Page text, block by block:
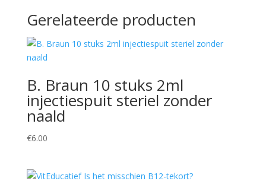
Gerelateerde producten
B. Braun 10 stuks 2ml
injectiespuit steriel zonder
naald
€6.00